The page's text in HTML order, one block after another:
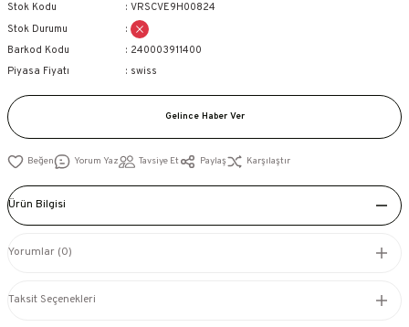
Stok Kodu
VRSCVE9H00824
Stok Durumu
Barkod Kodu
240003911400
Piyasa Fiyatı
swiss
Gelince Haber Ver
Yorum Yaz Tavsiye Et Paylaş Karşılaştır
Ürün Bilgisi
Yorumlar (0)
Taksit Seçenekleri